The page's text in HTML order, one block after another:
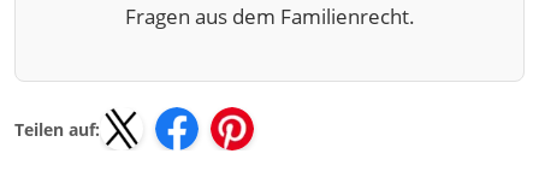
Fragen aus dem Familienrecht.
Teilen auf: